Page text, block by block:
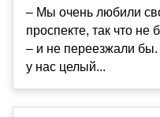
– Мы очень любили
проспекте, так что не
– и не переезжали бы.
у нас целый...